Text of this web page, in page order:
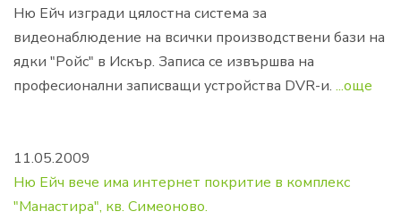
Ню Ейч изгради цялостна система за
видеонаблюдение на всички производствени бази на
ядки "Ройс" в Искър. Записа се извършва на
професионални записващи устройства DVR-и. ...още
11.05.2009
Ню Ейч вече има интернет покритие в комплекс
"Манастира", кв. Симеоново.